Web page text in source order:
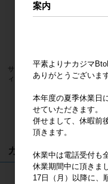
サンリオキャラクターズ ハロー
ィ 桜着物 水色 マスコット
カート
案内
平素よりナカジマ
ありがとうございます
本年度の夏季休業日
せていただきます。
併せまして、休暇前
頂きます。
休業中は電話受付も
休業期間中に頂きま
17日（月）以降に、